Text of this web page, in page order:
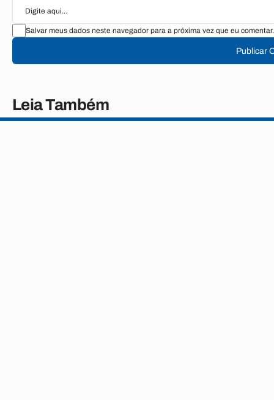
Salvar meus dados neste navegador para a próxima vez que eu comentar.
Publicar
Leia Também